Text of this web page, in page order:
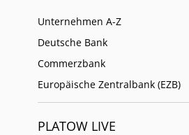
Unternehmen A-Z
Deutsche Bank
Commerzbank
Europäische Zentralbank (EZB)
PLATOW LIVE